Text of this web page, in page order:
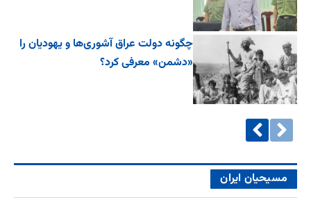
چگونه دولت عراق آشوری‌ها و یهودیان را
«دشمن» معرفی کرد؟
مسیحیان ایران